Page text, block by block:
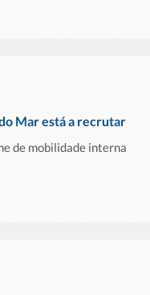
Mar está a recrutar
de mobilidade interna